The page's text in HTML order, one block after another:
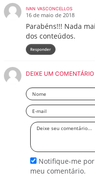
IVAN VASCONCELLOS
16 de maio de 2018
Parabéns!!! Nada
dos conteúdos.
Responder
DEIXE UM COMENTÁRIO
Nome
Email
Deixe
Notifique-me
meu comentário.